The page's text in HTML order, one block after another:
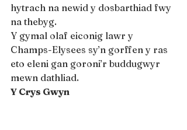
hytrach na newid y dosbarthiad fwy
na thebyg.
Y gymal olaf eiconig lawr y
Champs-Elysees sy’n gorffen y ras
eto eleni gan goroni’r buddugwyr
mewn dathliad.
Y Crys Gwyn